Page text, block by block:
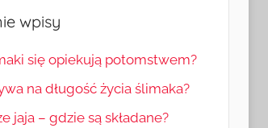
wpisy
się opiekują potomstwem?
na długość życia ślimaka?
jaja – gdzie są składane?